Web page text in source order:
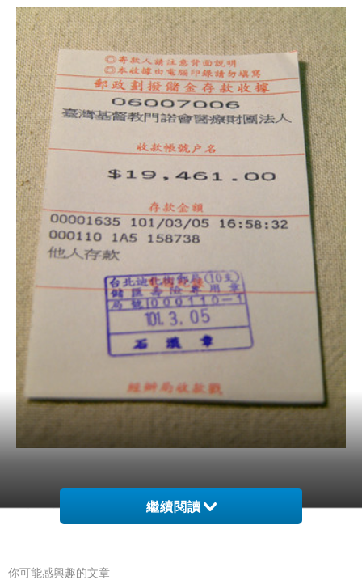
看得出來我又是拖到最後一刻郵局都要關門了，
去。
繼續閱讀
你可能感興趣的文章